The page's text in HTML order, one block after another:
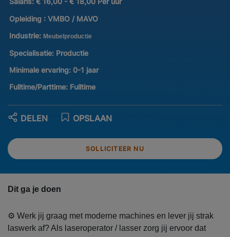
Opleiding : VMBO / MAVO
Industrie: Meubelproductie
Specialisatie: Productie
Minimale ervaring: 0-1 jaar
Fulltime/Parttime: Fulltime
SOLLICITEER NU
OPSLAAN
DELEN
Dit ga je doen
⚙️ Werk jij graag met moderne machines en lever jij strak
laswerk af? Als laseroperator / lasser zorg jij ervoor dat